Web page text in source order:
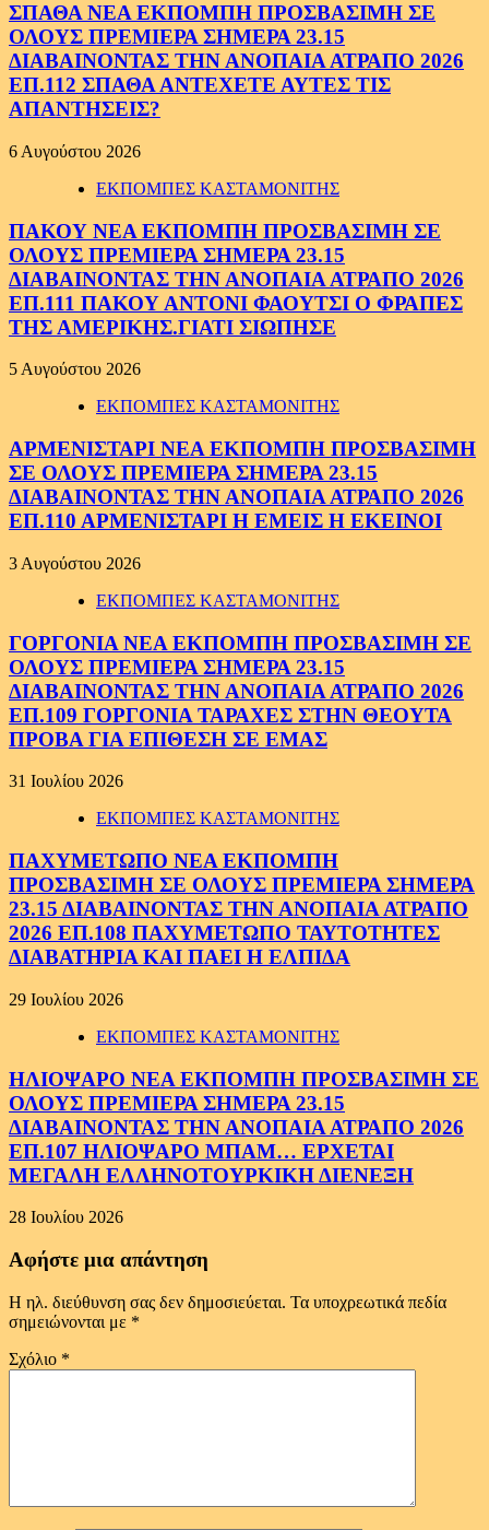
ΣΠΑΘΑ ΝΕΑ ΕΚΠΟΜΠΗ ΠΡΟΣΒΑΣΙΜΗ ΣΕ
ΟΛΟΥΣ ΠΡΕΜΙΕΡΑ ΣΗΜΕΡΑ 23.15
ΔΙΑΒΑΙΝΟΝΤΑΣ ΤΗΝ ΑΝΟΠΑΙΑ ΑΤΡΑΠΟ 2026
ΕΠ.112 ΣΠΑΘΑ ΑΝΤΕΧΕΤΕ ΑΥΤΕΣ ΤΙΣ
ΑΠΑΝΤΗΣΕΙΣ?
6 Αυγούστου 2026
ΕΚΠΟΜΠΕΣ ΚΑΣΤΑΜΟΝΙΤΗΣ
ΠΑΚΟΥ ΝΕΑ ΕΚΠΟΜΠΗ ΠΡΟΣΒΑΣΙΜΗ ΣΕ
ΟΛΟΥΣ ΠΡΕΜΙΕΡΑ ΣΗΜΕΡΑ 23.15
ΔΙΑΒΑΙΝΟΝΤΑΣ ΤΗΝ ΑΝΟΠΑΙΑ ΑΤΡΑΠΟ 2026
ΕΠ.111 ΠΑΚΟΥ ΑΝΤΟΝΙ ΦΑΟΥΤΣΙ Ο ΦΡΑΠΕΣ
ΤΗΣ ΑΜΕΡΙΚΗΣ.ΓΙΑΤΙ ΣΙΩΠΗΣΕ
5 Αυγούστου 2026
ΕΚΠΟΜΠΕΣ ΚΑΣΤΑΜΟΝΙΤΗΣ
ΑΡΜΕΝΙΣΤΑΡΙ ΝΕΑ ΕΚΠΟΜΠΗ ΠΡΟΣΒΑΣΙΜΗ
ΣΕ ΟΛΟΥΣ ΠΡΕΜΙΕΡΑ ΣΗΜΕΡΑ 23.15
ΔΙΑΒΑΙΝΟΝΤΑΣ ΤΗΝ ΑΝΟΠΑΙΑ ΑΤΡΑΠΟ 2026
ΕΠ.110 ΑΡΜΕΝΙΣΤΑΡΙ Η ΕΜΕΙΣ Η ΕΚΕΙΝΟΙ
3 Αυγούστου 2026
ΕΚΠΟΜΠΕΣ ΚΑΣΤΑΜΟΝΙΤΗΣ
ΓΟΡΓΟΝΙΑ ΝΕΑ ΕΚΠΟΜΠΗ ΠΡΟΣΒΑΣΙΜΗ ΣΕ
ΟΛΟΥΣ ΠΡΕΜΙΕΡΑ ΣΗΜΕΡΑ 23.15
ΔΙΑΒΑΙΝΟΝΤΑΣ ΤΗΝ ΑΝΟΠΑΙΑ ΑΤΡΑΠΟ 2026
ΕΠ.109 ΓΟΡΓΟΝΙΑ ΤΑΡΑΧΕΣ ΣΤΗΝ ΘΕΟΥΤΑ
ΠΡΟΒΑ ΓΙΑ ΕΠΙΘΕΣΗ ΣΕ ΕΜΑΣ
31 Ιουλίου 2026
ΕΚΠΟΜΠΕΣ ΚΑΣΤΑΜΟΝΙΤΗΣ
ΠΑΧΥΜΕΤΩΠΟ ΝΕΑ ΕΚΠΟΜΠΗ
ΠΡΟΣΒΑΣΙΜΗ ΣΕ ΟΛΟΥΣ ΠΡΕΜΙΕΡΑ ΣΗΜΕΡΑ
23.15 ΔΙΑΒΑΙΝΟΝΤΑΣ ΤΗΝ ΑΝΟΠΑΙΑ ΑΤΡΑΠΟ
2026 ΕΠ.108 ΠΑΧΥΜΕΤΩΠΟ ΤΑΥΤΟΤΗΤΕΣ
ΔΙΑΒΑΤΗΡΙΑ ΚΑΙ ΠΑΕΙ Η ΕΛΠΙΔΑ
29 Ιουλίου 2026
ΕΚΠΟΜΠΕΣ ΚΑΣΤΑΜΟΝΙΤΗΣ
ΗΛΙΟΨΑΡΟ ΝΕΑ ΕΚΠΟΜΠΗ ΠΡΟΣΒΑΣΙΜΗ ΣΕ
ΟΛΟΥΣ ΠΡΕΜΙΕΡΑ ΣΗΜΕΡΑ 23.15
ΔΙΑΒΑΙΝΟΝΤΑΣ ΤΗΝ ΑΝΟΠΑΙΑ ΑΤΡΑΠΟ 2026
ΕΠ.107 ΗΛΙΟΨΑΡΟ ΜΠΑΜ… ΕΡΧΕΤΑΙ
ΜΕΓΑΛΗ ΕΛΛΗΝΟΤΟΥΡΚΙΚΗ ΔΙΕΝΕΞΗ
28 Ιουλίου 2026
Αφήστε μια απάντηση
Η ηλ. διεύθυνση σας δεν δημοσιεύεται. Τα υποχρεωτικά πεδία
σημειώνονται με *
Σχόλιο *